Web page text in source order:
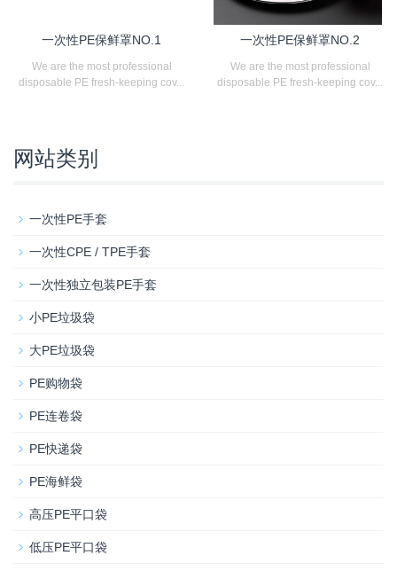
一次性PE保鲜罩NO.1
We are the most professional
disposable PE fresh-keeping cov...
一次性PE保鲜罩NO.2
We are the most professional
disposable PE fresh-keeping cov...
网站类别
一次性PE手套
一次性CPE / TPE手套
一次性独立包装PE手套
小PE垃圾袋
大PE垃圾袋
PE购物袋
PE连卷袋
PE快递袋
PE海鲜袋
高压PE平口袋
低压PE平口袋